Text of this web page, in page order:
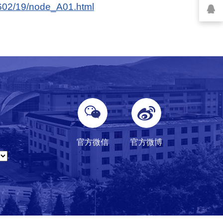
19/node_A01.html
官方微信 官方微博